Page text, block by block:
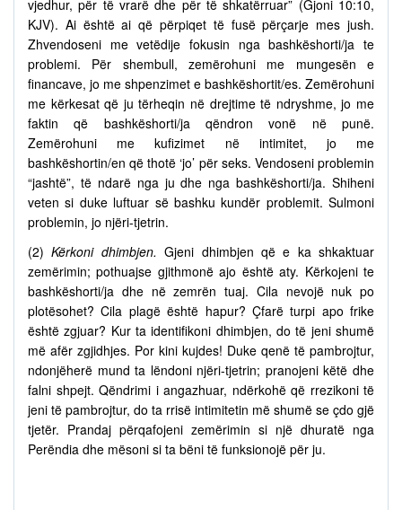
vjedhur, për të vrarë dhe për të shkatërruar” (Gjoni 10:10,
KJV). Ai është ai që përpiqet të fusë përçarje mes jush.
Zhvendoseni me vetëdije fokusin nga bashkëshorti/ja te
problemi. Për shembull, zemërohuni me mungesën e
financave, jo me shpenzimet e bashkëshortit/es. Zemërohuni
me kërkesat që ju tërheqin në drejtime të ndryshme, jo me
faktin që bashkëshorti/ja qëndron vonë në punë.
Zemërohuni me kufizimet në intimitet, jo me
bashkëshortin/en që thotë ‘jo’ për seks. Vendoseni problemin
“jashtë”, të ndarë nga ju dhe nga bashkëshorti/ja. Shiheni
veten si duke luftuar së bashku kundër problemit. Sulmoni
problemin, jo njëri-tjetrin.
(2)Kërkoni dhimbjen. Gjeni dhimbjen që e ka shkaktuar
zemërimin; pothuajse gjithmonë ajo është aty. Kërkojeni te
bashkëshorti/ja dhe në zemrën tuaj. Cila nevojë nuk po
plotësohet? Cila plagë është hapur? Çfarë turpi apo frike
është zgjuar? Kur ta identifikoni dhimbjen, do të jeni shumë
më afër zgjidhjes. Por kini kujdes! Duke qenë të pambrojtur,
ndonjëherë mund ta lëndoni njëri-tjetrin; pranojeni këtë dhe
falni shpejt. Qëndrimi i angazhuar, ndërkohë që rrezikoni të
jeni të pambrojtur, do ta rrisë intimitetin më shumë se çdo gjë
tjetër. Prandaj përqafojeni zemërimin si një dhuratë nga
Perëndia dhe mësoni si ta bëni të funksionojë për ju.